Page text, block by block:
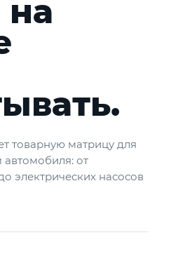
на
товарную матрицу для
от
электрических насосов